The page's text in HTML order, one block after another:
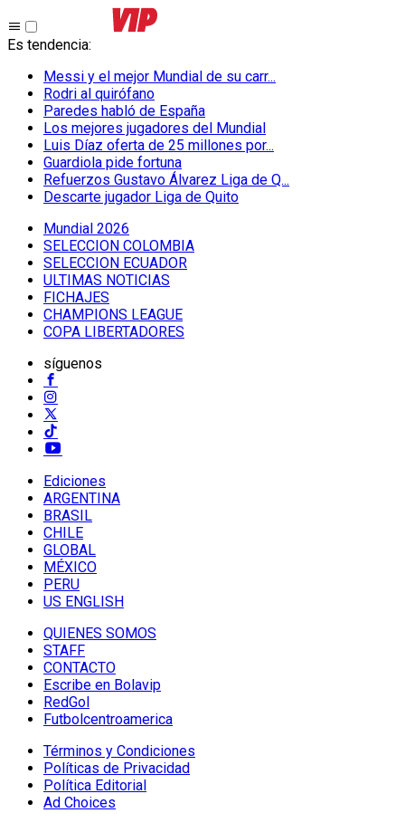
Es tendencia:
Messi y el mejor Mundial de su carr...
Rodri al quirófano
Paredes habló de España
Los mejores jugadores del Mundial
Luis Díaz oferta de 25 millones por...
Guardiola pide fortuna
Refuerzos Gustavo Álvarez Liga de Q...
Descarte jugador Liga de Quito
Mundial 2026
SELECCION COLOMBIA
SELECCION ECUADOR
ULTIMAS NOTICIAS
FICHAJES
CHAMPIONS LEAGUE
COPA LIBERTADORES
síguenos
Ediciones
ARGENTINA
BRASIL
CHILE
GLOBAL
MÉXICO
PERU
US ENGLISH
QUIENES SOMOS
STAFF
CONTACTO
Escribe en Bolavip
RedGol
Futbolcentroamerica
Términos y Condiciones
Políticas de Privacidad
Política Editorial
Ad Choices